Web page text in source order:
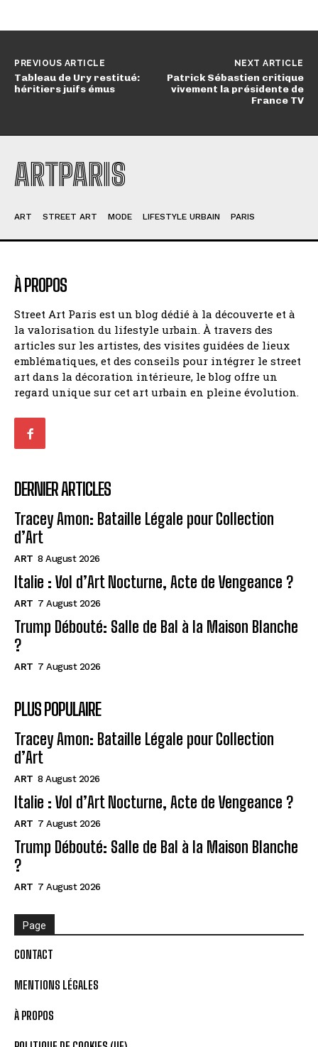
PREVIOUS ARTICLE
Tableau de Ury restitué:
héritiers juifs émus
NEXT ARTICLE
Patrick Sébastien critique
vivement la présidente de
France TV
ARTPARIS
ART STREET ART MODE LIFESTYLE URBAIN PARIS
À PROPOS
Street Art Paris est un blog dédié à la découverte et à
la valorisation du lifestyle urbain. À travers des
articles sur les artistes, des visites guidées de lieux
emblématiques, et des conseils pour intégrer le street
art dans la décoration intérieure, le blog offre un
regard unique sur cet art urbain en pleine évolution.
DERNIER ARTICLES
Tracey Amon: Bataille Légale pour Collection
d’Art
ART 8 August 2026
Italie : Vol d’Art Nocturne, Acte de Vengeance ?
ART 7 August 2026
Trump Débouté: Salle de Bal à la Maison Blanche
?
ART 7 August 2026
PLUS POPULAIRE
Tracey Amon: Bataille Légale pour Collection
d’Art
ART 8 August 2026
Italie : Vol d’Art Nocturne, Acte de Vengeance ?
ART 7 August 2026
Trump Débouté: Salle de Bal à la Maison Blanche
?
ART 7 August 2026
Page
CONTACT
MENTIONS LÉGALES
À PROPOS